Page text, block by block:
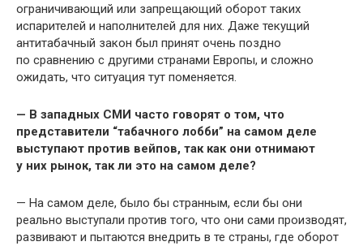
ограничивающий или запрещающий оборот таких
испарителей и наполнителей для них. Даже текущий
антитабачный закон был принят очень поздно
по сравнению с другими странами Европы, и сложно
ожидать, что ситуация тут поменяется.
— В западных СМИ часто говорят о том, что
представители “табачного лобби” на самом деле
выступают против вейпов, так как они отнимают
у них рынок, так ли это на самом деле?
— На самом деле, было бы странным, если бы они
реально выступали против того, что они сами производят,
развивают и пытаются внедрить в те страны, где оборот